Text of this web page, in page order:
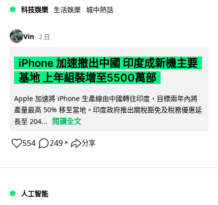
科技娛樂 生活娛樂 城中熱話
Vin 2 日
iPhone 加速撤出中國 印度成新機主要
基地 上年組裝增至5500萬部
Apple 加速將 iPhone 生產線由中國轉往印度，目標兩年內將
產量最高 50% 移至當地。印度政府推出關稅豁免及稅務優惠延
長至 204...
閱讀全文
554 249 ↗ 分享
人工智能